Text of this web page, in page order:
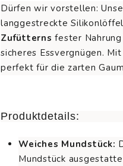
Dürfen wir vorstellen:
langgestreckte
Zufütterns fester
sicheres Essvergnügen.
perfekt für die zarten
Produktdetails:
Weiches Mundstück:
Mundstück